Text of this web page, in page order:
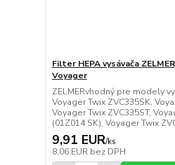
Filter HEPA vysávača
Voyager
ZELMERvhodný pre modely
Voyager Twix ZVC335SK,
Voyager Twix ZVC335ST,
(01Z014 SK), Voyager Twix
9,91 EUR/ks
8,06 EUR bez DPH